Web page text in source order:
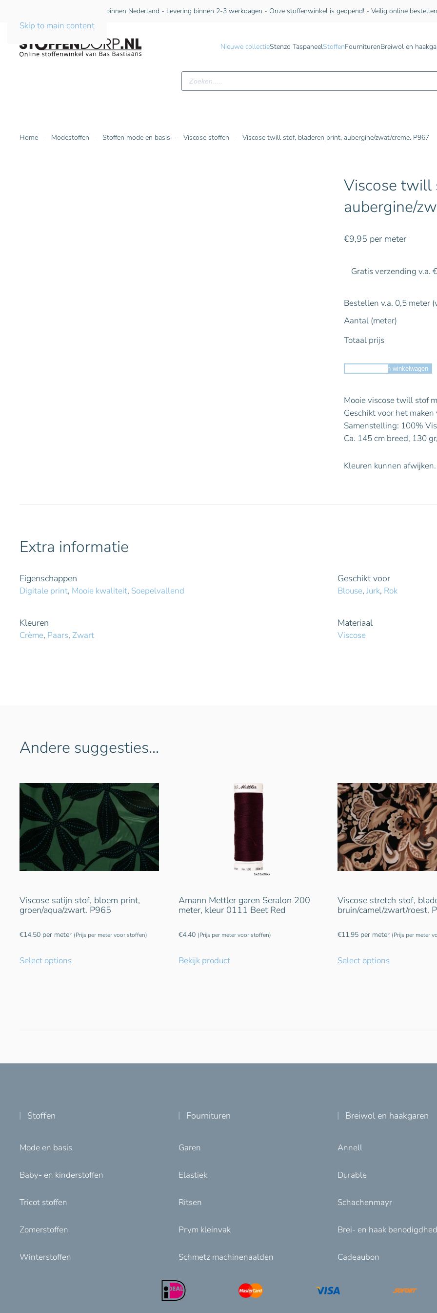
Skip to main content
Gratis verzending vanaf €75 binnen Nederland - Levering binnen 2-3 werkdagen - Onze stoffenwinkel is geopend! - Veilig online bestellen
Nieuwe collectieStenzo TaspaneelStoffenFourniturenBreiwol en
Producten
zoeken
Home Modestoffen Stoffen mode en basis Viscose stoffen Viscose twill stof, bladeren print, aubergine/zwat/creme. P967
Viscose twill
aubergine/
€9,95 per meter
Gratis verzending v.a.
Bestellen v.a. 0,5 meter
Aantal (meter)
Totaal prijs
Toevoegen aan winkelwagen
Mooie viscose twill stof
Geschikt voor het
Samenstelling: 100%
Ca. 145 cm breed, 130
Kleuren kunnen afwijken.
Extra informatie
Eigenschappen
Digitale print, Mooie kwaliteit, Soepelvallend
Geschikt voor
Blouse, Jurk, Rok
Kleuren
Crème, Paars, Zwart
Materiaal
Viscose
Andere suggesties…
Viscose satijn stof, bloem print,
groen/aqua/zwart. P965
€14,50 per meter (Prijs per meter voor stoffen)
Select options
Amann Mettler garen Seralon 200
meter, kleur 0111 Beet Red
€4,40 (Prijs per meter voor stoffen)
Bekijk product
Viscose stretch stof,
bruin/camel/zwart/roest.
€11,95 per meter (Prijs per meter
Select options
Stoffen
Mode en basis
Baby- en kinderstoffen
Tricot stoffen
Zomerstoffen
Winterstoffen
Fournituren
Garen
Elastiek
Ritsen
Prym kleinvak
Schmetz machinenaalden
Breiwol en haakgaren
Annell
Durable
Schachenmayr
Brei- en haak
Cadeaubon